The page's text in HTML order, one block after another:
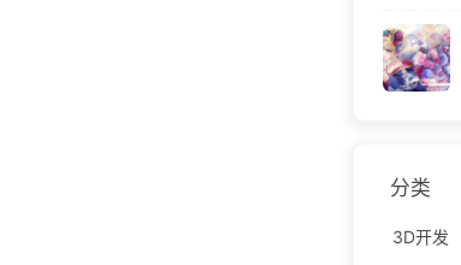
分类
3D开发